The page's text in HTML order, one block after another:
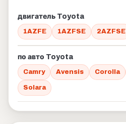
двигатель Toyota
1AZFE 1AZFSE 2AZFSE
по авто Toyota
Camry Avensis Corolla
Solara